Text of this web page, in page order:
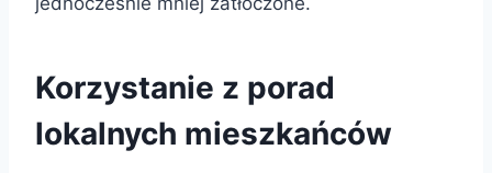
Korzystanie z porad
lokalnych mieszkańców